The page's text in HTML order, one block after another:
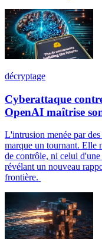
décryptage
Cyberattaque
OpenAI maîtrise
L'intrusion menée par
marque un tournant. Elle
de contrôle, ni celui
révélant un nouveau
frontière.